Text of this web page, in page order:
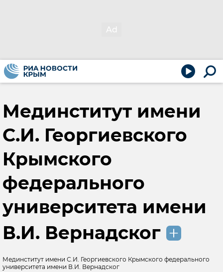
Мединститут имени
С.И. Георгиевского
Крымского
федерального
университета имени
В.И. Вернадског
Мединститут имени С.И. Георгиевского Крымского федерального
университета имени В.И. Вернадског